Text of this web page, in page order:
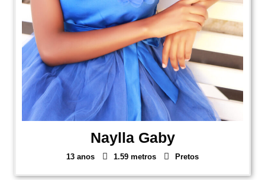
Naylla Gaby
13 anos 1.59 metros Pretos